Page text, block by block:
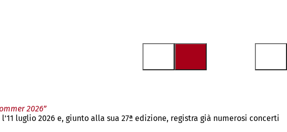
2026”
luglio 2026 e, giunto alla sua 27ª edizione, registra già numerosi concerti